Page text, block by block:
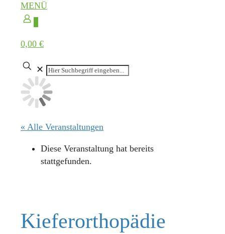
MENÜ
0,00 €
✕
« Alle Veranstaltungen
Diese Veranstaltung hat bereits
stattgefunden.
Kieferorthopädie